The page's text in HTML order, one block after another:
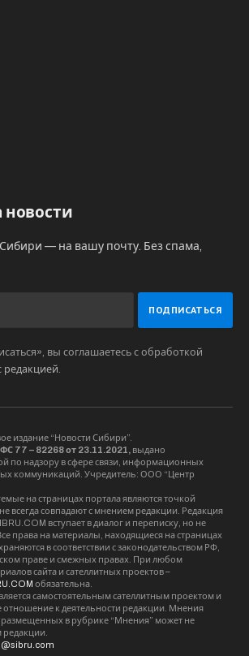
новости
— на вашу почту. Без спама,
вы соглашаетесь с обработкой
редакцией.
издание “Новости Сибири”.
77 – 82268 от 23.11.2021, выдано
по надзору в сфере связи, информационных
коммуникаций. Учредитель: ООО “Центр
на страницах портала являются точкой
всегда совпадают с мнением редакции. Редакция
вступает в диалог и переписку, но не
права на материалы, находящиеся на страницах
в соответствии с законодательством РФ,
праве и смежных правах. При любом
сайта и сателлитных проектов –
обязательна.
самостоятельным сателлитным проектом и
отношение к деятельности редакции. Мнения
размещенных в рубрике “Мнения” может не
редакции.